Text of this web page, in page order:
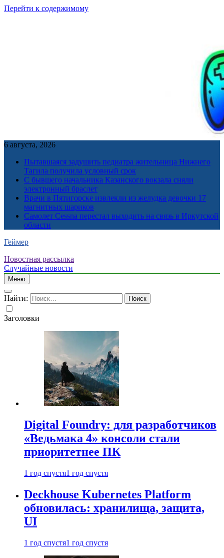
Перейти к содержимому
6 августа, 2026
Пытавшаяся задушить педиатра жительница Нижнего
Тагила получила условный срок
С бывшего начальника Казанского вокзала сняли
электронный браслет
Врачи в Пятигорске извлекли из желудка девочки 17
магнитных шариков
Самолет Cessna перестал выходить на связь в Иркутской
области
Геймер
Новостная рассылка
Случайные новости
Меню
Найти:
Заголовки
Digital Foundry: для разработчиков
«Ведьмака 4» консоли стали
приоритетнее ПК
1 год спустя1 год спустя
Deckhouse Kubernetes Platform
обновилась: хранилища, защита,
UI
1 год спустя1 год спустя